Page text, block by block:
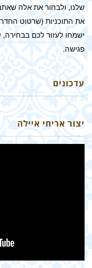
שלנו, ולבחור את אלה
את התוכניות (שרטוט
ישמחו לעזור לכם
פגישה.
עדכונים
יצור אריחי איילה